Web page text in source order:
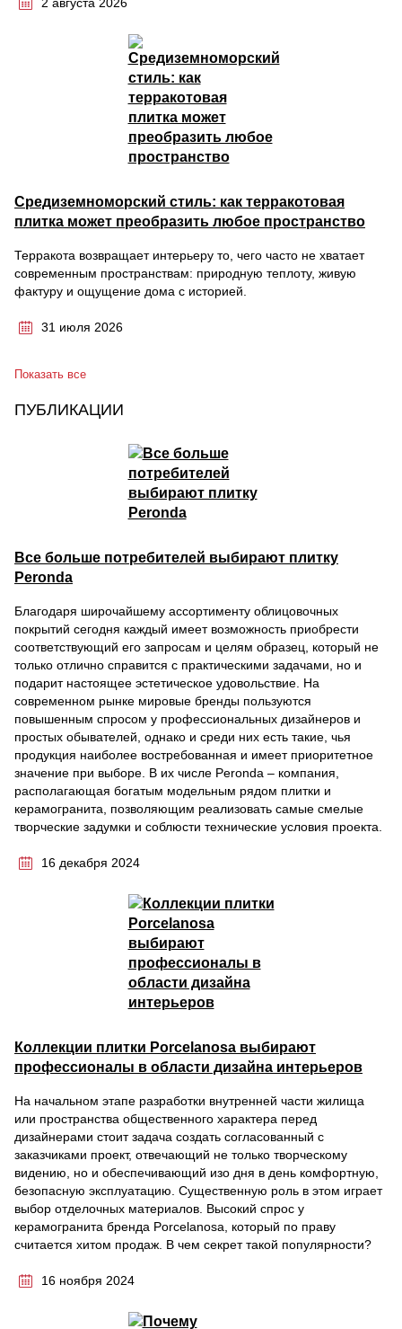
Средиземноморский стиль: как терракотовая
плитка может преобразить любое пространство
Терракота возвращает интерьеру то, чего часто не хватает
современным пространствам: природную теплоту, живую
фактуру и ощущение дома с историей.
31 июля 2026
Показать все
ПУБЛИКАЦИИ
Все больше потребителей выбирают плитку
Peronda
Благодаря широчайшему ассортименту облицовочных
покрытий сегодня каждый имеет возможность приобрести
соответствующий его запросам и целям образец, который не
только отлично справится с практическими задачами, но и
подарит настоящее эстетическое удовольствие. На
современном рынке мировые бренды пользуются
повышенным спросом у профессиональных дизайнеров и
простых обывателей, однако и среди них есть такие, чья
продукция наиболее востребованная и имеет приоритетное
значение при выборе. В их числе Peronda – компания,
располагающая богатым модельным рядом плитки и
керамогранита, позволяющим реализовать самые смелые
творческие задумки и соблюсти технические условия проекта.
16 декабря 2024
Коллекции плитки Porcelanosa выбирают
профессионалы в области дизайна интерьеров
На начальном этапе разработки внутренней части жилища
или пространства общественного характера перед
дизайнерами стоит задача создать согласованный с
заказчиками проект, отвечающий не только творческому
видению, но и обеспечивающий изо дня в день комфортную,
безопасную эксплуатацию. Существенную роль в этом играет
выбор отделочных материалов. Высокий спрос у
керамогранита бренда Porcelanosa, который по праву
считается хитом продаж. В чем секрет такой популярности?
16 ноября 2024